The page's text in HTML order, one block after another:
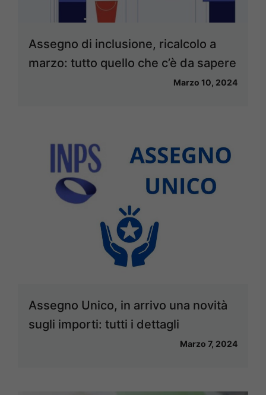
Assegno di inclusione, ricalcolo a
marzo: tutto quello che c’è da sapere
Marzo 10, 2024
Assegno Unico, in arrivo una novità
sugli importi: tutti i dettagli
Marzo 7, 2024